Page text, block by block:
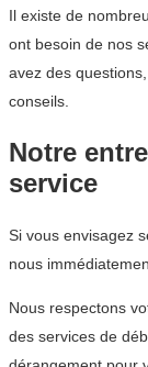
Il existe de
ont besoin de nos
avez des
conseils.
Notre
service
Si vous envisagez
nous
Nous respectons
des services de